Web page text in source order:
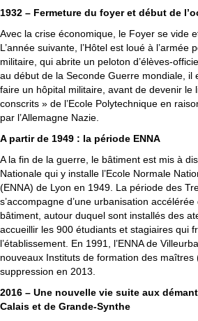
1932 – Fermeture du foyer et début de
Avec la crise économique, le Foyer se vide
L’année suivante, l’Hôtel est loué à
militaire, qui abrite un peloton d’élèves-
au début de la Seconde Guerre mondiale, il
faire un hôpital militaire, avant de devenir le
conscrits » de l’Ecole Polytechnique en
par l’Allemagne Nazie.
A partir de 1949 : la période ENNA
A la fin de la guerre, le bâtiment est mis à
Nationale qui y installe l’Ecole Normale
(ENNA) de Lyon en 1949. La période des
s’accompagne d’une urbanisation
bâtiment, autour duquel sont installés des
accueillir les 900 étudiants et stagiaires qui
l’établissement. En 1991, l’ENNA de
nouveaux Instituts de formation des maîtres
suppression en 2013.
2016 – Une nouvelle vie suite aux
Calais et de Grande-Synthe